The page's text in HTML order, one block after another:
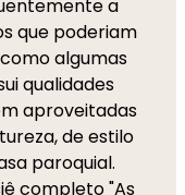
a
que poderiam
algumas
qualidades
aproveitadas
de estilo
paroquial.
completo "As